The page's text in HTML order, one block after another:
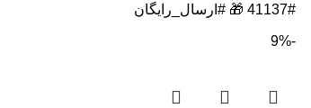
#41137 🎁 #ارسال_رایگان
-9%